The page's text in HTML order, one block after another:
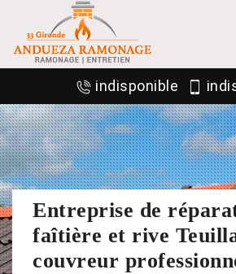
indisponible
Entreprise de
faîtière et rive
couvreur